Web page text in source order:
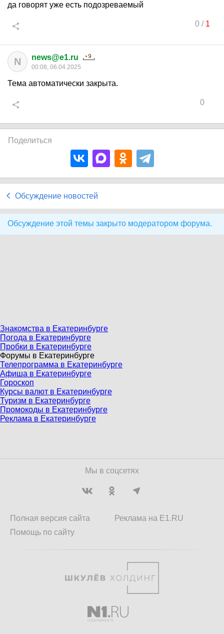
да говорят уже есть подозреваемый
0/ 1
N news@e1.ru
00:08, 06.04.2025
Тема автоматически закрыта.
0
Поделиться
Обсуждение новостей
Обсуждение этой темы закрыто модератором форума.
Знакомства в Екатеринбурге
Погода в Екатеринбурге
Пробки в Екатеринбурге
Форумы в Екатеринбурге
Телепрограмма в Екатеринбурге
Афиша в Екатеринбурге
Гороскоп
Курсы валют в Екатеринбурге
Туризм в Екатеринбурге
Промокоды в Екатеринбурге
Реклама в Екатеринбурге
Мы в соцсетях
Полная версия сайта
Помощь по сайту
Реклама на E1.RU